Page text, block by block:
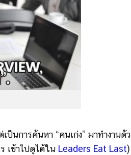
นการค้นหา “คนเก่ง” มาทำงานด้
เข้าไปดูได้ใน Leaders Eat Last)